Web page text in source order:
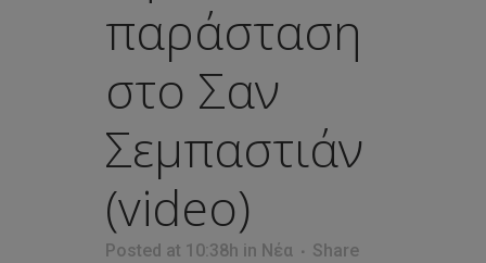
παράσταση
στο Σαν
Σεμπαστιάν
(video)
Posted at 10:38h in Νέα Share